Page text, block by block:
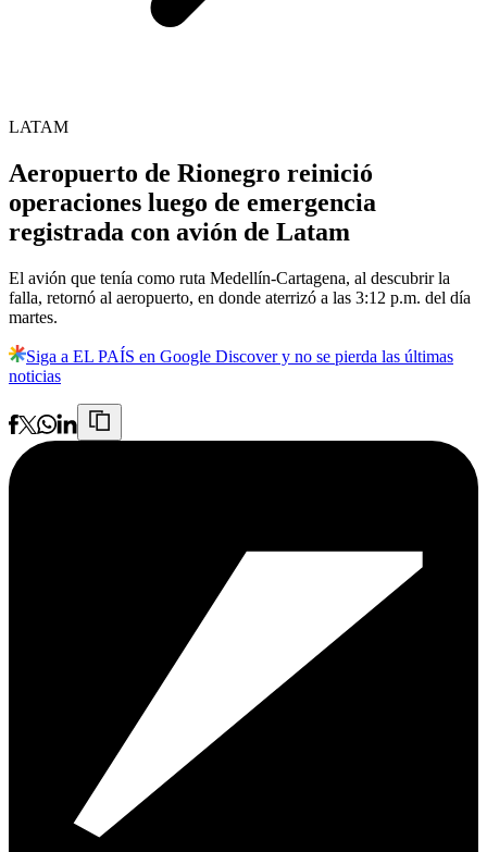
LATAM
Aeropuerto de Rionegro reinició
operaciones luego de emergencia
registrada con avión de Latam
El avión que tenía como ruta Medellín-Cartagena, al descubrir la
falla, retornó al aeropuerto, en donde aterrizó a las 3:12 p.m. del día
martes.
Siga a EL PAÍS en Google Discover y no se pierda las últimas
noticias